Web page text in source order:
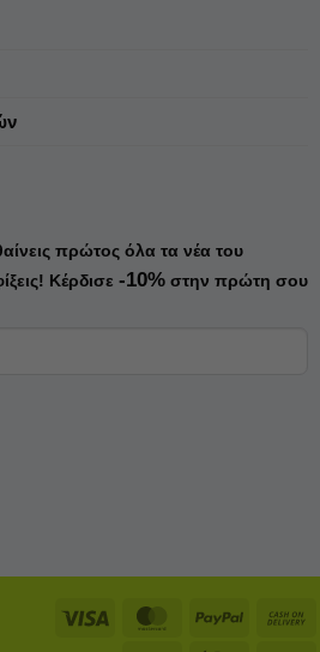
πρώτος όλα τα νέα του
Κέρδισε -10%στην πρώτη σου
Visa MasterCard
PayPal